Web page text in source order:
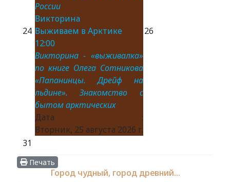
24
России
Викторина
Выживаем в Арктике
12:00
Викторина - «выживалка»
по книге Олега Сотникова
«Папанинцы. Дрейф на
льдине». Знакомство с
бытом арктических
Дата :
Вторник, 25 августа 2026 г.
26
31
Печать
Город чудный, город древний…